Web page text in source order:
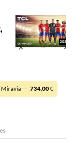
Miravia — 734,00€